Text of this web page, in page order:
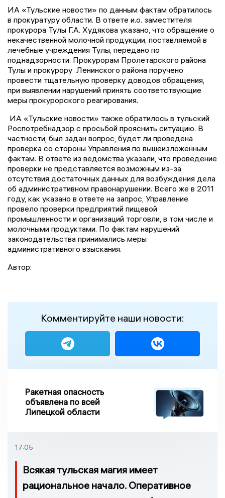
ИА «Тульские новости» по данным фактам обратилось
в прокуратуру области. В ответе и.о. заместителя
прокурора Тулы Г.А. Худякова указано, что обращение о
некачественной молочной продукции, поставляемой в
лечебные учреждения Тулы, передано по
поднадзорности. Прокурорам Пролетарского района
Тулы и прокурору Ленинского района поручено
провести тщательную проверку доводов обращения,
при выявлении нарушений принять соответствующие
меры прокурорского реагирования.
ИА «Тульские новости» также обратилось в тульский
Роспотребнадзор с просьбой прояснить ситуацию. В
частности, был задан вопрос, будет ли проведена
проверка со стороны Управления по вышеизложенным
фактам. В ответе из ведомства указали, что проведение
проверки не представляется возможным из-за
отсутствия достаточных данных для возбуждения дела
об административном правонарушении. Всего же в 2011
году, как указано в ответе на запрос, Управление
провело проверки предприятий пищевой
промышленности и организаций торговли, в том числе и
молочными продуктами. По фактам нарушений
законодательства принимались меры
административного взыскания.
Автор:
Комментируйте наши новости:
Ракетная опасность
объявлена по всей
Липецкой области
17:05
Всякая тульская магия имеет
рациональное начало. Оперативное